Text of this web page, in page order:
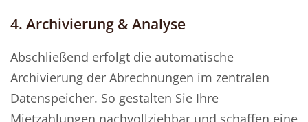
4. Archivierung & Analyse
Abschließend erfolgt die automatische
Archivierung der Abrechnungen im zentralen
Datenspeicher. So gestalten Sie Ihre
Mietzahlungen nachvollziehbar und schaffen eine